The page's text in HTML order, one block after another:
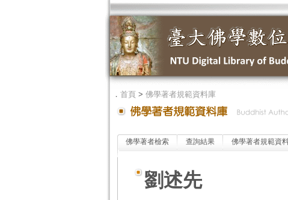
． 首頁> 佛學著者規範資料庫
佛學著者檢索 查詢結果 佛學著者規範資
劉述先